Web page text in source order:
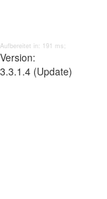
Aufbereitet in: 191 ms;
Version:
3.3.1.4 (Update)